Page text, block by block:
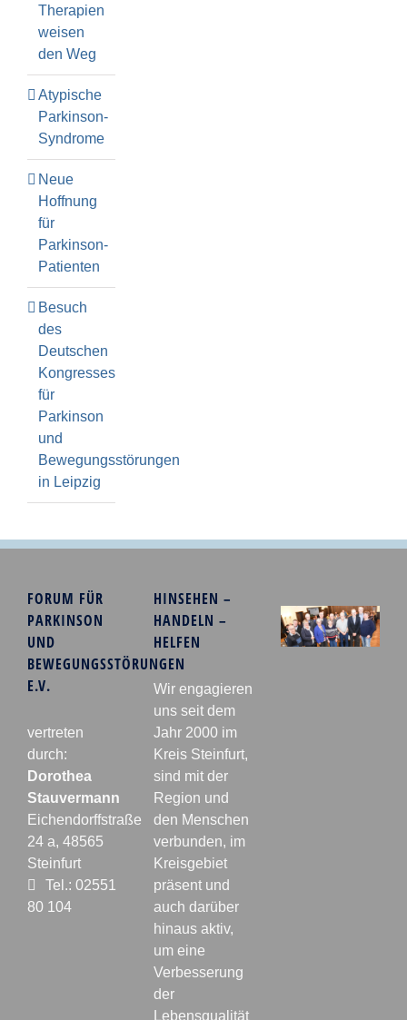
Therapien
weisen
den Weg
Atypische
Parkinson-
Syndrome
Neue
Hoffnung
für
Parkinson-
Patienten
Besuch
des
Deutschen
Kongresses
für
Parkinson
und
Bewegungsstörungen
in Leipzig
FORUM FÜR
PARKINSON
UND
BEWEGUNGSSTÖRUNGEN
E.V.
vertreten
durch:
Dorothea
Stauvermann
Eichendorffstraße
24 a, 48565
Steinfurt
Tel.: 02551
80 104
HINSEHEN –
HANDELN –
HELFEN
Wir engagieren
uns seit dem
Jahr 2000 im
Kreis Steinfurt,
sind mit der
Region und
den Menschen
verbunden, im
Kreisgebiet
präsent und
auch darüber
hinaus aktiv,
um eine
Verbesserung
der
Lebensqualität